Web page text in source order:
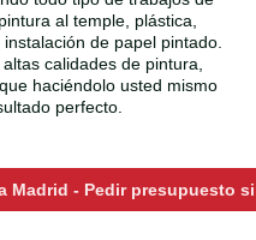
al temple, plástica,
de papel pintado.
calidades de pintura,
haciéndolo usted mismo
perfecto.
Madrid - Pedir presupuesto